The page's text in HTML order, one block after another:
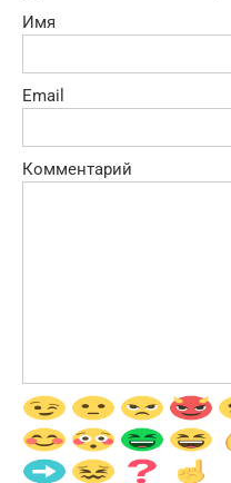
Имя
Email
Комментарий